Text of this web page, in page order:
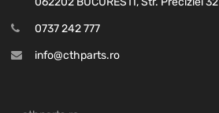
0737 242 777
info@cthparts.ro